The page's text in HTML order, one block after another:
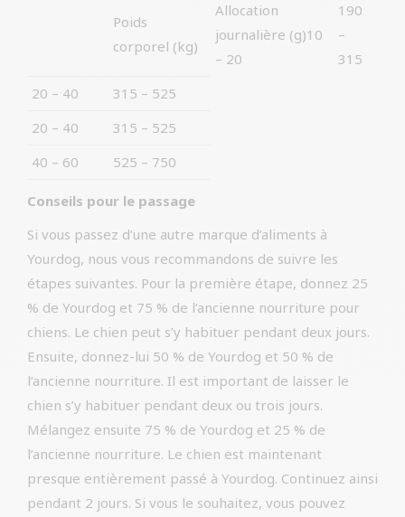
Poids
corporel (kg)
Allocation
journalière (g)10
– 20
190
–
315
20 – 40
315 – 525
20 – 40
315 – 525
40 – 60
525 – 750
Conseils pour le passage
Si vous passez d’une autre marque d’aliments à
Yourdog, nous vous recommandons de suivre les
étapes suivantes. Pour la première étape, donnez 25
% de Yourdog et 75 % de l’ancienne nourriture pour
chiens. Le chien peut s’y habituer pendant deux jours.
Ensuite, donnez-lui 50 % de Yourdog et 50 % de
l’ancienne nourriture. Il est important de laisser le
chien s’y habituer pendant deux ou trois jours.
Mélangez ensuite 75 % de Yourdog et 25 % de
l’ancienne nourriture. Le chien est maintenant
presque entièrement passé à Yourdog. Continuez ainsi
pendant 2 jours. Si vous le souhaitez, vous pouvez